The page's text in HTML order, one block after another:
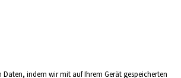
Daten, indem wir mit auf Ihrem Gerät gespeicherten